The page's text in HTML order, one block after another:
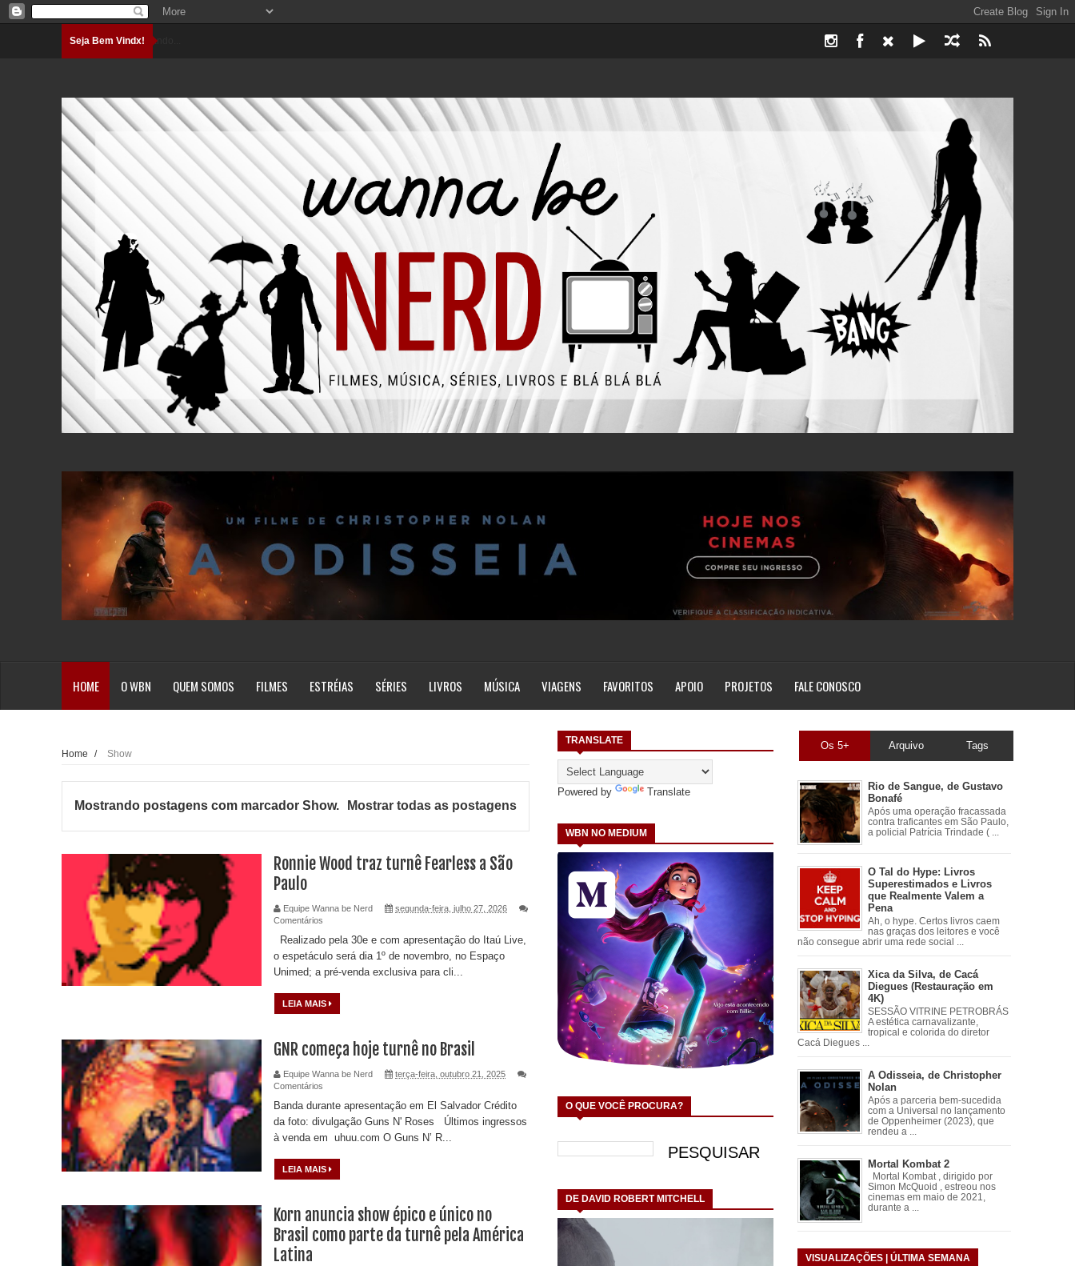
Seja Bem Vindx!Carregando...
HOME O WBN QUEM SOMOS FILMES ESTRÉIAS SÉRIES LIVROS MÚSICA VIAGENS FAVORITOS APOIO PROJETOS FALE CONOSCO
TRANSLATE
Powered by Translate
WBN NO MEDIUM
O QUE VOCÊ PROCURA?
DE DAVID ROBERT MITCHELL
Home / Show
Mostrando postagens com marcador Show. Mostrar todas as postagens
Ronnie Wood traz turnê Fearless a São
Paulo
Equipe Wanna be Nerd
segunda-feira, julho 27, 2026
Comentários
Realizado pela 30e e com apresentação do Itaú Live,
o espetáculo será dia 1º de novembro, no Espaço
Unimed; a pré-venda exclusiva para cli...
LEIA MAIS
GNR começa hoje turnê no Brasil
Equipe Wanna be Nerd
terça-feira, outubro 21, 2025
Comentários
Banda durante apresentação em El Salvador Crédito
da foto: divulgação Guns N' Roses Últimos ingressos
à venda em uhuu.com O Guns N’ R...
LEIA MAIS
Korn anuncia show épico e único no
Brasil como parte da turnê pela América
Latina
Os 5+ Arquivo Tags
Rio de Sangue, de Gustavo
Bonafé
Após uma operação fracassada
contra traficantes em São Paulo,
a policial Patrícia Trindade ( ...
O Tal do Hype: Livros
Superestimados e Livros
que Realmente Valem a
Pena
Ah, o hype. Certos livros caem
nas graças dos leitores e você
não consegue abrir uma rede social ...
Xica da Silva, de Cacá
Diegues (Restauração em
4K)
SESSÃO VITRINE PETROBRÁS
A estética carnavalizante,
tropical e colorida do diretor
Cacá Diegues ...
A Odisseia, de Christopher
Nolan
Após a parceria bem-sucedida
com a Universal no lançamento
de Oppenheimer (2023), que
rendeu a ...
Mortal Kombat 2
Mortal Kombat , dirigido por
Simon McQuoid , estreou nos
cinemas em maio de 2021,
durante a ...
VISUALIZAÇÕES | ÚLTIMA SEMANA